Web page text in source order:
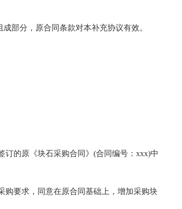
部分，原合同条款对本补充协议有效。
订的原《块石采购合同》(合同编号：xxx)中
购要求，同意在原合同基础上，增加采购块